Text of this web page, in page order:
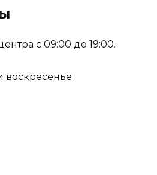
с 09:00 до 19:00.
воскресенье.